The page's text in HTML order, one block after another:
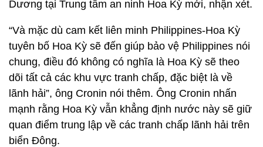
Dương tại Trung tâm an ninh Hoa Kỳ mới, nhận xét.
“Và mặc dù cam kết liên minh Philippines-Hoa Kỳ
tuyên bố Hoa Kỳ sẽ đến giúp bảo vệ Philippines nói
chung, điều đó không có nghĩa là Hoa Kỳ sẽ theo
dõi tất cả các khu vực tranh chấp, đặc biệt là về
lãnh hải”, ông Cronin nói thêm. Ông Cronin nhấn
mạnh rằng Hoa Kỳ vẫn khẳng định nước này sẽ giữ
quan điểm trung lập về các tranh chấp lãnh hải trên
biển Đông.